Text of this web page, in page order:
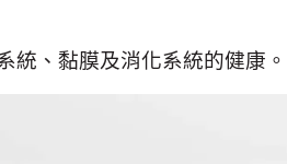
統、黏膜及消化系統的健康。